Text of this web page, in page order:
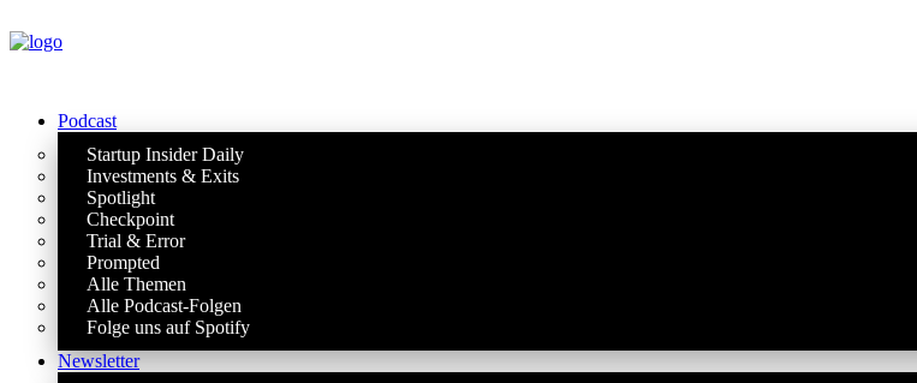
Podcast
Startup Insider Daily
Investments & Exits
Spotlight
Checkpoint
Trial & Error
Prompted
Alle Themen
Alle Podcast-Folgen
Folge uns auf Spotify
Newsletter